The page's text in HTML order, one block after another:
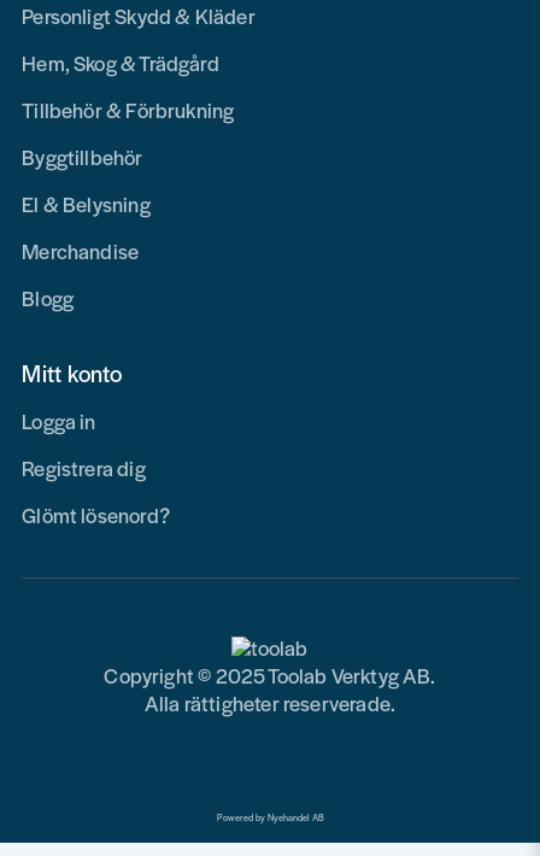
Personligt Skydd & Kläder
Hem, Skog & Trädgård
Tillbehör & Förbrukning
Byggtillbehör
El & Belysning
Merchandise
Blogg
Mitt konto
Logga in
Registrera dig
Glömt lösenord?
Copyright © 2025 Toolab Verktyg AB.
Alla rättigheter reserverade.
Powered by Nyehandel AB